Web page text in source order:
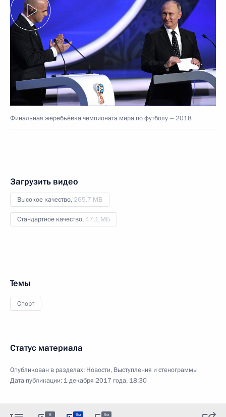
Финальная жеребьёвка чемпионата мира по футболу – 2018
Загрузить видео
Высокое качество, 265.7 МБ
Стандартное качество,47.1 МБ
Темы
Спорт
Статус материала
Опубликован в разделах: Новости, Выступления и стенограммы
Дата публикации: 1 декабря 2017 года, 18:30
8 9м 9м